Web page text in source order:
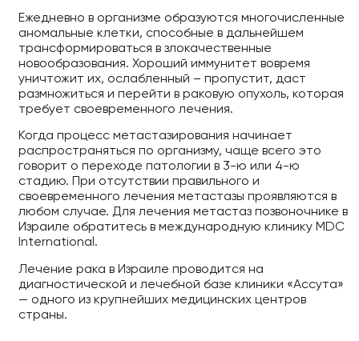
Ежедневно в организме образуются многочисленные
аномальные клетки, способные в дальнейшем
трансформироваться в злокачественные
новообразования. Хороший иммунитет вовремя
уничтожит их, ослабленный – пропустит, даст
размножиться и перейти в раковую опухоль, которая
требует своевременного лечения.
Когда процесс метастазирования начинает
распространяться по организму, чаще всего это
говорит о переходе патологии в 3-ю или 4-ю
стадию. При отсутствии правильного и
своевременного лечения метастазы проявляются в
любом случае. Для лечения метастаз позвоночнике в
Израиле обратитесь в международную клинику MDC
International.
Лечение рака в Израиле проводится на
диагностической и лечебной базе клиники «Ассута»
— одного из крупнейших медицинских центров
страны.